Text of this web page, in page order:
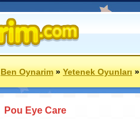
Ben Oynarim»Yetenek Oyunları
Pou Eye Care